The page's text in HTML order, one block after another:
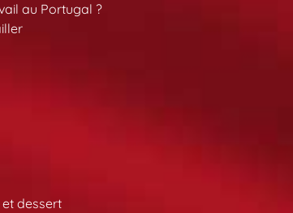
au Portugal ?
dessert